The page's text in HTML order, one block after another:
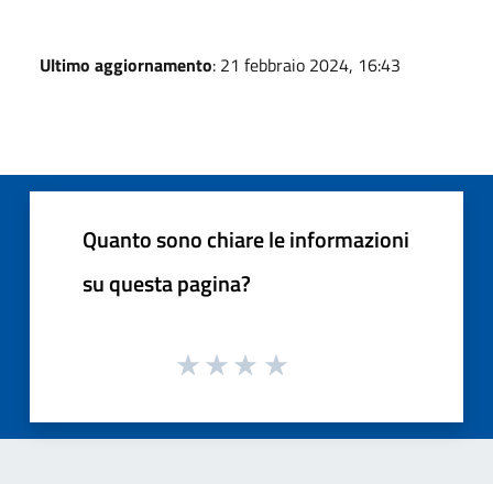
Ultimo aggiornamento: 21 febbraio 2024, 16:43
Quanto sono chiare le informazioni
su questa pagina?